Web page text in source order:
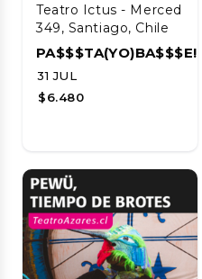
Teatro Ictus - Merced
349, Santiago, Chile
PA$$$TA(YO)BA$$$E!!!!
31 JUL
$6.480